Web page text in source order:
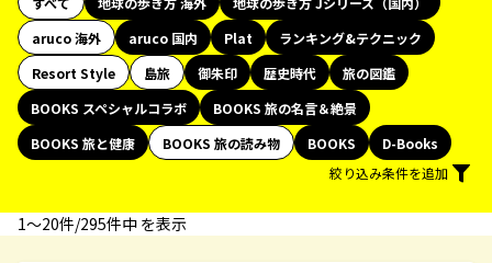
aruco 海外
aruco 国内 Plat
ランキング&テクニック
Resort Style
島旅 御朱印 歴史時代
旅の図鑑
BOOKS スペシャルコラボ
BOOKS 旅の名言＆絶景
BOOKS 旅と健康
BOOKS 旅の読み物 BOOKS
D-Books
絞り込み条件を追加
1〜20件/295件中 を表示